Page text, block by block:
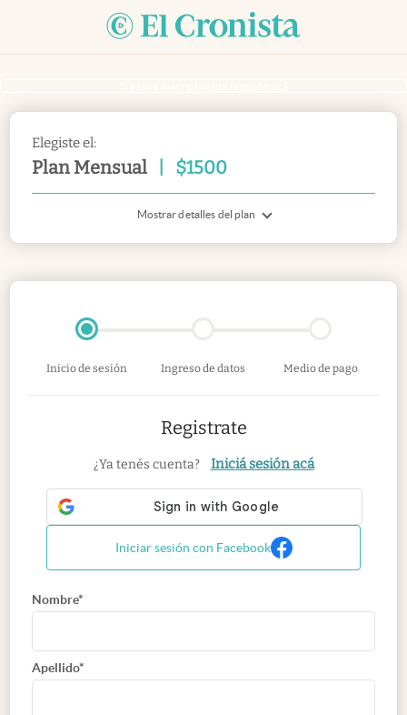
Elegiste el:
Plan Mensual $1500
Mostrar detalles del plan
Inicio de sesión Ingreso de datos Medio de pago
Registrate
¿Ya tenés cuenta? Iniciá sesión acá
Iniciar sesión con Facebook
Nombre*
Apellido*